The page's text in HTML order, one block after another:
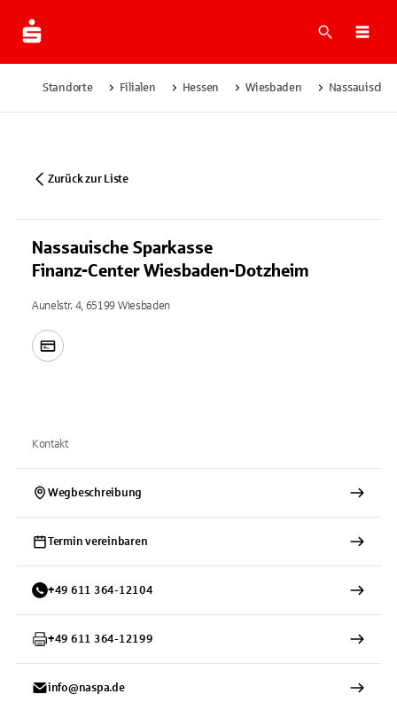
Suche
Standorte Filialen Hessen Wiesbaden Nassauische
Zurück zur Liste
Nassauische Sparkasse
Finanz-Center Wiesbaden-Dotzheim
Aunelstr. 4, 65199 Wiesbaden
Kontakt
Wegbeschreibung
Termin vereinbaren
+49 611 364-12104
+49 611 364-12199
info@naspa.de